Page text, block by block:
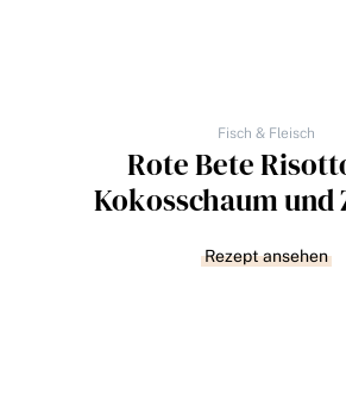
Fisch & Fleisch
Rote Bete
Kokosschaum und
Rezept ansehen